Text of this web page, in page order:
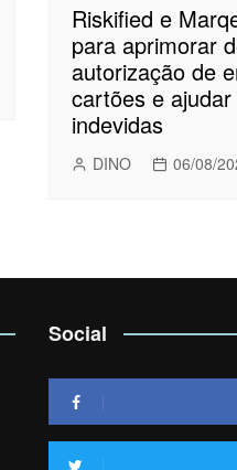
Riskified e
para aprimorar
autorização de
cartões e
indevidas
DINO 06/08/
Social